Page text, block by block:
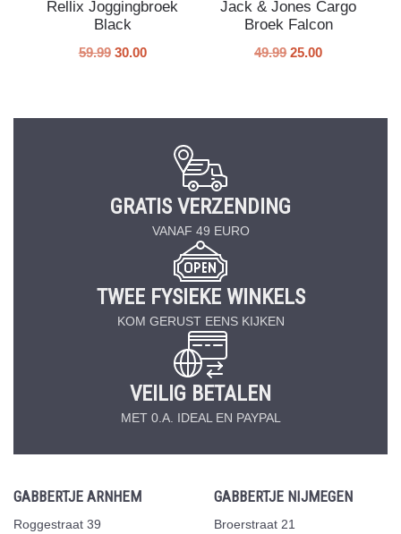
Rellix Joggingbroek
Black
59.99 30.00
Jack & Jones Cargo
Broek Falcon
49.99 25.00
GRATIS VERZENDING
VANAF 49 EURO
TWEE FYSIEKE WINKELS
KOM GERUST EENS KIJKEN
VEILIG BETALEN
MET 0.A. IDEAL EN PAYPAL
GABBERTJE ARNHEM
Roggestraat 39
GABBERTJE NIJMEGEN
Broerstraat 21